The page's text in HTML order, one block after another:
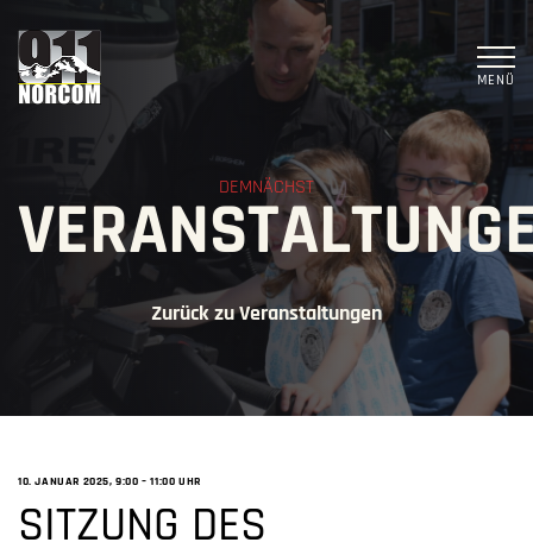
MENÜ
DEMNÄCHST
Zurück zu Veranstaltungen
10. JANUAR 2025, 9:00 –11:00 UHR
SITZUNG DES